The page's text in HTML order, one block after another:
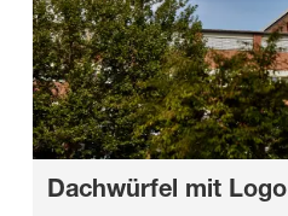
Dachwürfel mit Logo